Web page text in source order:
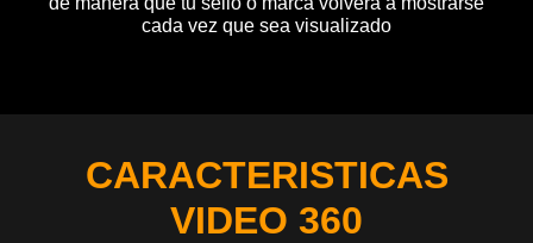
cada vez que sea visualizado
CARACTERISTICAS
VIDEO 360